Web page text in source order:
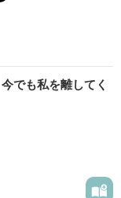
でも私を離してく